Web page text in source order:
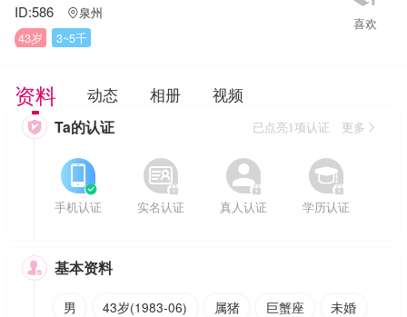
ID:586 泉州
43岁
3~5千
资料 动态 相册 视频
 Ta的认证 已点亮1项认证 更多


手机认证


实名认证


真人认证


学历认证
 基本资料
男 43岁(1983-06) 属猪 巨蟹座
未婚